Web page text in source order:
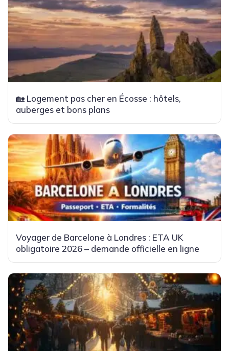
🏡 Logement pas cher en Écosse : hôtels,
auberges et bons plans
Voyager de Barcelone à Londres : ETA UK
obligatoire 2026 – demande officielle en ligne